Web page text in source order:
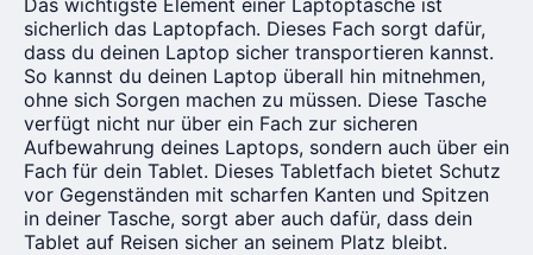
Das wichtigste Element einer Laptoptasche ist
sicherlich das Laptopfach. Dieses Fach sorgt dafür,
dass du deinen Laptop sicher transportieren kannst.
So kannst du deinen Laptop überall hin mitnehmen,
ohne sich Sorgen machen zu müssen. Diese Tasche
verfügt nicht nur über ein Fach zur sicheren
Aufbewahrung deines Laptops, sondern auch über ein
Fach für dein Tablet. Dieses Tabletfach bietet Schutz
vor Gegenständen mit scharfen Kanten und Spitzen
in deiner Tasche, sorgt aber auch dafür, dass dein
Tablet auf Reisen sicher an seinem Platz bleibt.